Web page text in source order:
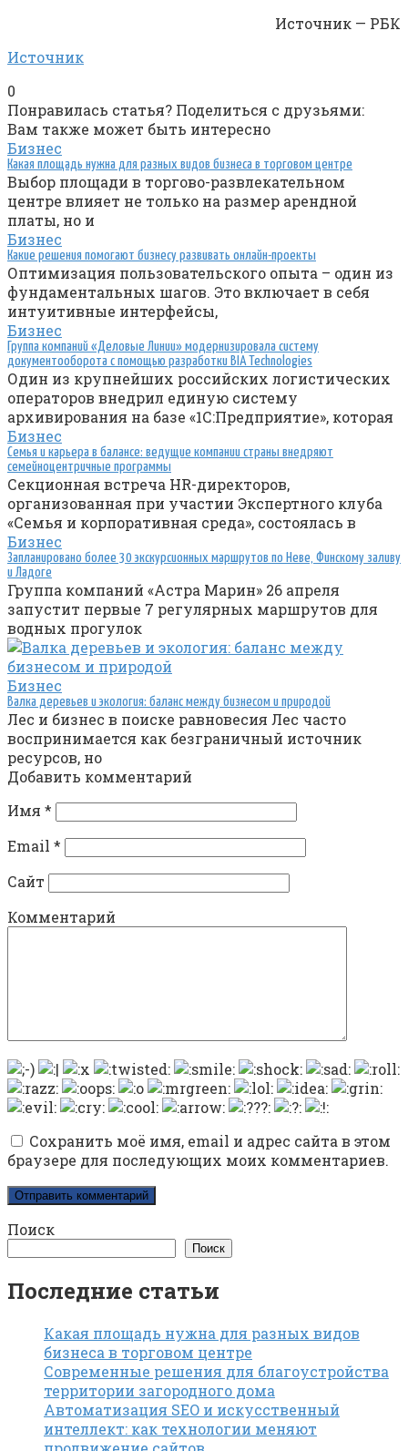
Источник — РБК
Источник
0
Понравилась статья? Поделиться с друзьями:
Вам также может быть интересно
Бизнес
Какая площадь нужна для разных видов бизнеса в торговом центре
Выбор площади в торгово-развлекательном
центре влияет не только на размер арендной
платы, но и
Бизнес
Какие решения помогают бизнесу развивать онлайн-проекты
Оптимизация пользовательского опыта – один из
фундаментальных шагов. Это включает в себя
интуитивные интерфейсы,
Бизнес
Группа компаний «Деловые Линии» модернизировала систему
документооборота с помощью разработки BIA Technologies
Один из крупнейших российских логистических
операторов внедрил единую систему
архивирования на базе «1С:Предприятие», которая
Бизнес
Семья и карьера в балансе: ведущие компании страны внедряют
семейноцентричные программы
Секционная встреча HR-директоров,
организованная при участии Экспертного клуба
«Семья и корпоративная среда», состоялась в
Бизнес
Запланировано более 30 экскурсионных маршрутов по Неве, Финскому заливу
и Ладоге
Группа компаний «Астра Марин» 26 апреля
запустит первые 7 регулярных маршрутов для
водных прогулок
Бизнес
Валка деревьев и экология: баланс между бизнесом и природой
Лес и бизнес в поиске равновесия Лес часто
воспринимается как безграничный источник
ресурсов, но
Добавить комментарий
Имя *
Email *
Сайт
Комментарий
Сохранить моё имя, email и адрес сайта в этом
браузере для последующих моих комментариев.
Поиск
Поиск
Последние статьи
Какая площадь нужна для разных видов
бизнеса в торговом центре
Современные решения для благоустройства
территории загородного дома
Автоматизация SEO и искусственный
интеллект: как технологии меняют